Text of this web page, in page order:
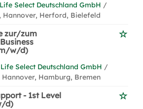
Select Deutschland GmbH /
Hannover, Herford, Bielefeld
zur/zum
w/d)
Select Deutschland GmbH /
Hamburg, Bremen
- 1st Level
d)